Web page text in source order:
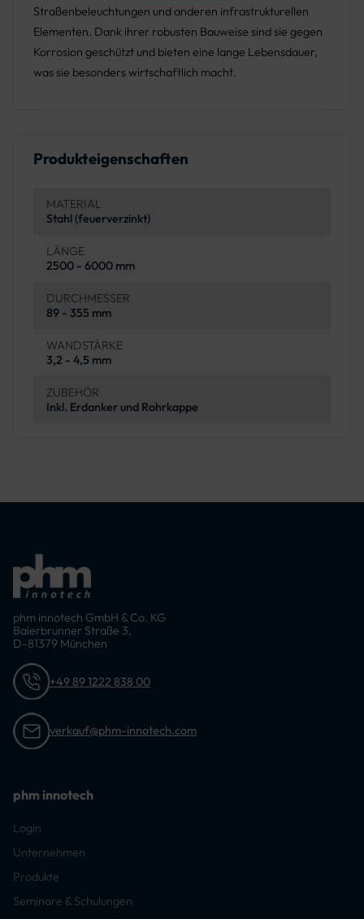
Straßenbeleuchtungen und anderen infrastrukturellen
Elementen. Dank ihrer robusten Bauweise sind sie gegen
Korrosion geschützt und bieten eine lange Lebensdauer,
was sie besonders wirtschaftlich macht.
Produkteigenschaften
MATERIAL
Stahl (feuerverzinkt)
LÄNGE
2500 - 6000 mm
DURCHMESSER
89 - 355 mm
WANDSTÄRKE
3,2 - 4,5 mm
ZUBEHÖR
Inkl. Erdanker und Rohrkappe
phm innotech GmbH & Co. KG
Baierbrunner Straße 3,
D-81379 München
+49 89 1222 838 00
verkauf@phm-innotech.com
phm innotech
Login
Unternehmen
Produkte
Seminare & Schulungen